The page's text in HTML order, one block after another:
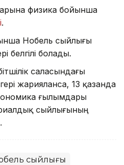
физика бойынша
.
Нобель сыйлығы
белгілі болады.
саласындағы
жарияланса, 13 қазанда
ғылымдары
сыйлығының
сыйлығы